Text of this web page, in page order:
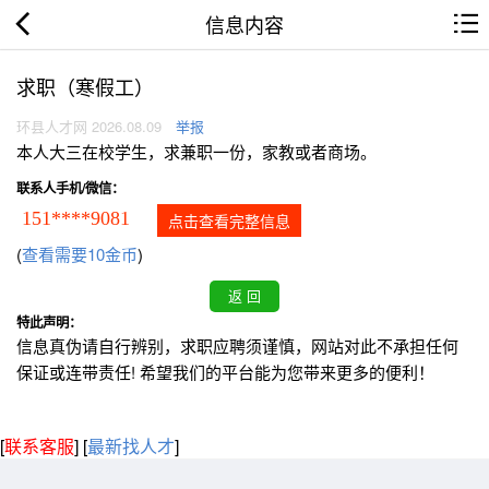
信息内容
求职（寒假工）
环县人才网 2026.08.09 举报
本人大三在校学生，求兼职一份，家教或者商场。
联系人手机/微信：
151****9081 点击查看完整信息
(查看需要10金币)
特此声明：
信息真伪请自行辨别，求职应聘须谨慎，网站对此不承担任何
保证或连带责任! 希望我们的平台能为您带来更多的便利！
[联系客服] [最新找人才]